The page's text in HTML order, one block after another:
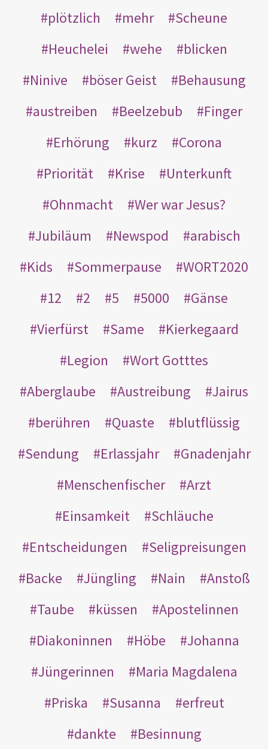
plötzlich mehr
Scheune
Heuchelei
wehe
blicken
Ninive
böser Geist
Behausung
austreiben
Beelzebub
Finger
Erhörung
kurz
Corona
Priorität
Krise
Unterkunft
Ohnmacht
Wer war Jesus?
Jubiläum
Newspod
arabisch
Kids
Sommerpause
WORT2020
12
2 5 5000
Gänse
Vierfürst
Same
Kierkegaard
Legion
Wort Gotttes
Aberglaube
Austreibung
Jairus
berühren
Quaste
blutflüssig
Sendung
Erlassjahr
Gnadenjahr
Menschenfischer
Arzt
Einsamkeit
Schläuche
Entscheidungen
Seligpreisungen
Backe
Jüngling Nain
Anstoß
Taube
küssen
Apostelinnen
Diakoninnen
Höbe
Johanna
Jüngerinnen
Maria Magdalena
Priska
Susanna
erfreut
dankte
Besinnung